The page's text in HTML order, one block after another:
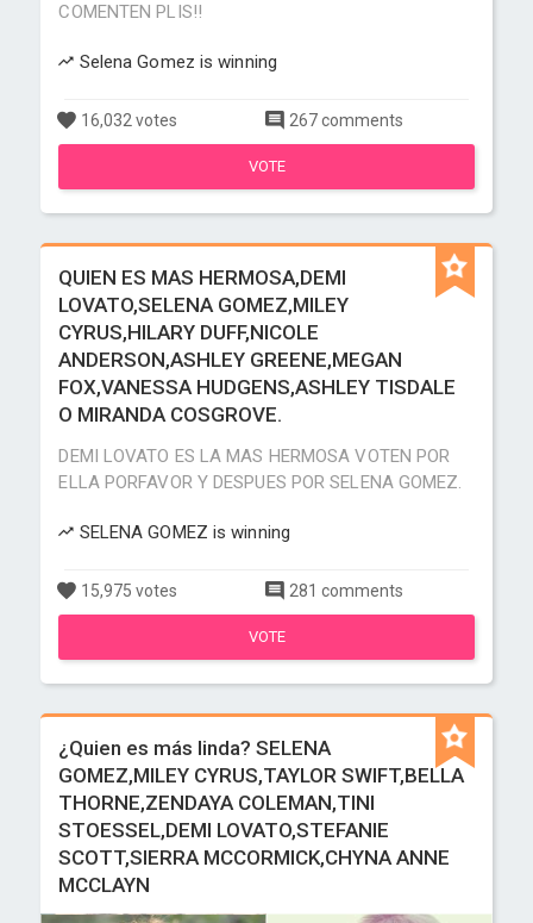
COMENTEN PLIS!!
Selena Gomez is winning
16,032 votes 267 comments
VOTE
QUIEN ES MAS HERMOSA,DEMI
LOVATO,SELENA GOMEZ,MILEY
CYRUS,HILARY DUFF,NICOLE
ANDERSON,ASHLEY GREENE,MEGAN
FOX,VANESSA HUDGENS,ASHLEY TISDALE
O MIRANDA COSGROVE.
DEMI LOVATO ES LA MAS HERMOSA VOTEN POR
ELLA PORFAVOR Y DESPUES POR SELENA GOMEZ.
SELENA GOMEZ is winning
15,975 votes 281 comments
VOTE
¿Quien es más linda? SELENA
GOMEZ,MILEY CYRUS,TAYLOR SWIFT,BELLA
THORNE,ZENDAYA COLEMAN,TINI
STOESSEL,DEMI LOVATO,STEFANIE
SCOTT,SIERRA MCCORMICK,CHYNA ANNE
MCCLAYN